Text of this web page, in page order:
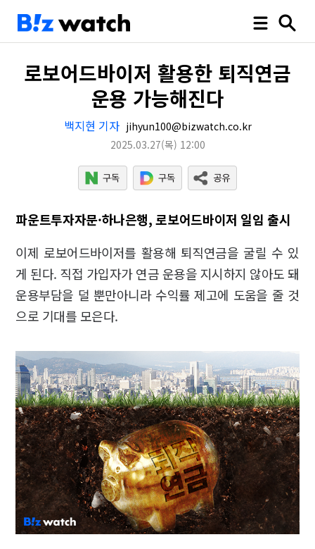
로보어드바이저 활용한 퇴직연금
운용 가능해진다
백지현 기자 jihyun100@bizwatch.co.kr
2025.03.27(목) 12:00
파운트투자자문·하나은행, 로보어드바이저 일임 출시
이제 로보어드바이저를 활용해 퇴직연금을 굴릴 수 있
게 된다. 직접 가입자가 연금 운용을 지시하지 않아도 돼
운용부담을 덜 뿐만아니라 수익률 제고에 도움을 줄 것
으로 기대를 모은다.